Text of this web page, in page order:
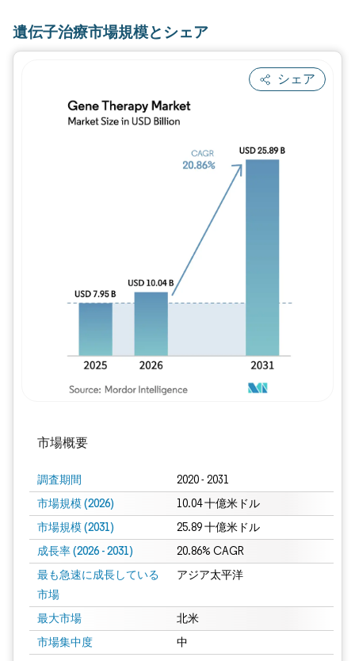
遺伝子治療市場規模とシェア
シェア
市場概要
調査期間 2020 - 2031
市場規模 (2026) 10.04 十億米ドル
市場規模 (2031) 25.89 十億米ドル
成長率 (2026 - 2031) 20.86% CAGR
最も急速に成長している
市場
アジア太平洋
最大市場 北米
市場集中度 中
画像 © Mordor Intelligence。再利用には